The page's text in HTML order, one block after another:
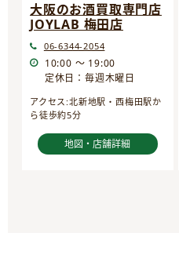
大阪のお酒買取専門店
JOYLAB 梅田店
06-6344-2054
10:00 ～ 19:00
定休日：毎週木曜日
アクセス:北新地駅・西梅田駅か
ら徒歩約5分
地図・店舗詳細